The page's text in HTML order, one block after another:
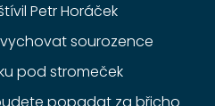
Petr Horáček
vychovat sourozence
pod stromeček